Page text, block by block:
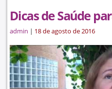
Dicas de Saúde
admin | 18 de agosto de 2016